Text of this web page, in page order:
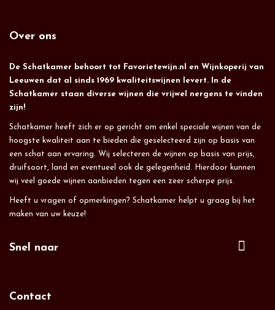
Over ons
De Schatkamer behoort tot Favorietewijn.nl en Wijnkoperij van
Leeuwen dat al sinds 1969 kwaliteitswijnen levert. In de
Schatkamer staan diverse wijnen die vrijwel nergens te vinden
zijn!
Schatkamer heeft zich er op gericht om enkel speciale wijnen van de
hoogste kwaliteit aan te bieden die geselecteerd zijn op basis van
een schat aan ervaring. Wij selecteren de wijnen op basis van prijs,
druifsoort, land en eventueel ook de gelegenheid. Hierdoor kunnen
wij veel goede wijnen aanbieden tegen een zeer scherpe prijs.
Heeft u vragen of opmerkingen? Schatkamer helpt u graag bij het
maken van uw keuze!
Snel naar
Contact